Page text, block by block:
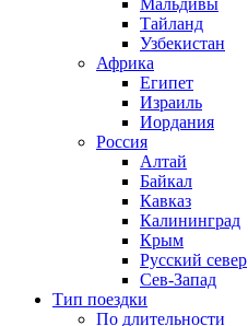
Мальдивы
Тайланд
Узбекистан
Африка
Египет
Израиль
Иордания
Россия
Алтай
Байкал
Кавказ
Калининград
Крым
Русский север
Сев-Запад
Тип поездки
По длительности